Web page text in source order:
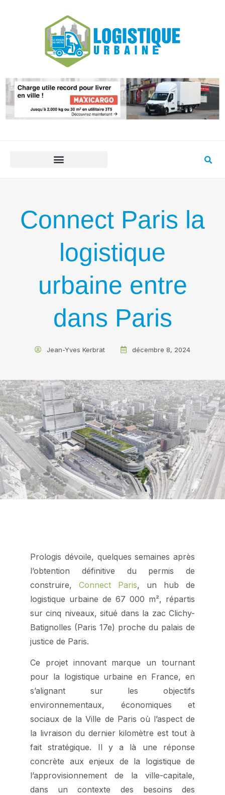
Connect Paris la
logistique
urbaine entre
dans Paris
Jean-Yves Kerbrat décembre 8, 2024
Prologis dévoile, quelques semaines après
l’obtention définitive du permis de
construire, Connect Paris, un hub de
logistique urbaine de 67 000 m², répartis
sur cinq niveaux, situé dans la zac Clichy-
Batignolles (Paris 17e) proche du palais de
justice de Paris.
Ce projet innovant marque un tournant
pour la logistique urbaine en France, en
s’alignant sur les objectifs
environnementaux, économiques et
sociaux de la Ville de Paris où l’aspect de
la livraison du dernier kilomètre est tout à
fait stratégique. Il y a là une réponse
concrète aux enjeux de la logistique de
l’approvisionnement de la ville-capitale,
dans un contexte des besoins des